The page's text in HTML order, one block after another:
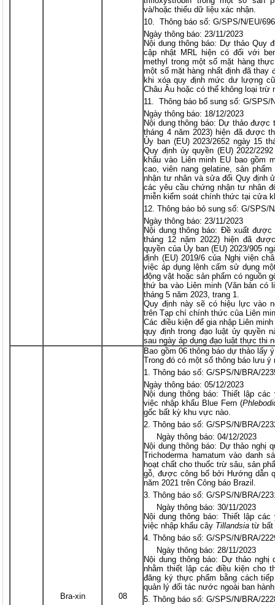
và/hoặc thiếu dữ liệu xác nhận.
Thông báo số: G/SPS/N/EU/696
Ngày thông báo: 23/11/2023
Nội dung thông báo: Dự thảo Quy
cập nhật MRL hiện có đối với
methyl trong một số mặt hàng
một số mặt hàng nhất định đã
khi xóa quy định mức dư lượng
Châu Âu hoặc có thể không loại
Thông báo bổ sung số: G/SPS/
Ngày thông báo: 18/12/2023
Nội dung thông báo: Dự thảo được
tháng 4 năm 2023) hiện đã được
Ủy ban (EU) 2023/2652 ngày 15
Quy định ủy quyền (EU) 2022/
khẩu vào Liên minh EU bao gồm
cao, viên nang gelatine, sản
nhận tư nhân và sửa đổi Quy định
các yêu cầu chứng nhận tư nhân
miễn kiểm soát chính thức tại cửa
Thông báo bỏ sung số: G/SPS/
Ngày thông báo: 23/11/2023
Nội dung thông báo: Đề xuất được
tháng 12 năm 2022) hiện đã
quyền của Ủy ban (EU) 2023/905
định (EU) 2019/6 của Nghị viện
việc áp dụng lệnh cấm sử dụng
động vật hoặc sản phẩm có nguồn
thứ ba vào Liên minh (Văn bản có
tháng 5 năm 2023, trang 1.
Quy định này sẽ có hiệu lực vào
trên Tạp chí chính thức của Liên
Các điều kiện để gia nhập Liên
quy định trong đạo luật ủy quyền
sau ngày áp dụng đạo luật thực thi
Bra-xin 08
Bao gồm 06 thông báo dự thảo lấy
Trong đó có một số thông báo lưu ý
Thông báo số: G/SPS/N/BRA/
Ngày thông báo: 05/12/2023
Nội dung thông báo: Thiết lập
việc nhập khẩu Blue Fern (
gốc bất kỳ khu vực nào.
Thông báo số: G/SPS/N/BRA/
Ngày thông báo: 04/12/2023
Nội dung thông báo: Dự thảo nghị
Trichoderma hamatum vào danh
hoạt chất cho thuốc trừ sâu, sản
gỗ, được công bố bởi Hướng dẫn
năm 2021 trên Công báo Brazil.
Thông báo số: G/SPS/N/BRA/
Ngày thông báo: 30/11/2023
Nội dung thông báo: Thiết lập
việc nhập khẩu cây Tillandsia từ bất
Thông báo số: G/SPS/N/BRA/
Ngày thông báo: 28/11/2023
Nội dung thông báo: Dự thảo
nhằm thiết lập các điều kiện cho
đăng ký thực phẩm bằng cách
quản lý đối tác nước ngoài ban
Thông báo số: G/SPS/N/BRA/